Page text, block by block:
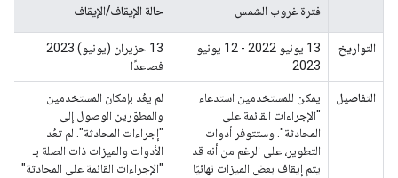
فترة غروب الشمس حالة الإيقاف/الإيقاف
التواريخ
13 يونيو 2022 - 12 يونيو
2023
13 حزيران (يونيو) 2023
فصاعدًا
التفاصيل
يمكن للمستخدمين استدعاء
"الإجراءات القائمة على
المحادثة". وستتوفر أدوات
التطوير، على الرغم من أنه قد
يتم إيقاف بعض الميزات نهائيًا
لم يعُد بإمكان المستخدمين
والمطوّرين الوصول إلى
"إجراءات المحادثة". لم تعُد
الأدوات والميزات ذات الصلة بـ
"الإجراءات القائمة على المحادثة"